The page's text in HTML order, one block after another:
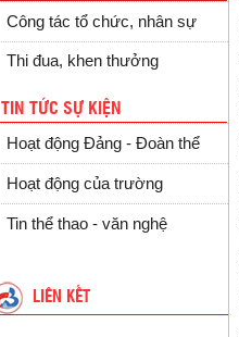
Công tác tổ chức, nhân sự
Thi đua, khen thưởng
TIN TỨC SỰ KIỆN
Hoạt động Đảng - Đoàn thể
Hoạt động của trường
Tin thể thao - văn nghệ
LIÊN KẾT